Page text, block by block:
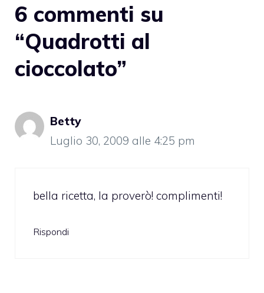
6 commenti su
“Quadrotti al
cioccolato”
Betty
Luglio 30, 2009 alle 4:25 pm
bella ricetta, la proverò! complimenti!
Rispondi